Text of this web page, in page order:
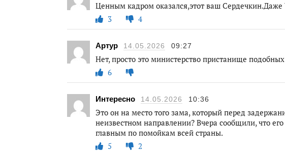
Ценным кадром оказался,этот ваш Сердечкин.Даже
3
4
Артур 14.05.2026 09:27
Нет, просто это министерство пристанище
6
Интересно 14.05.2026 10:36
Это он на место того зама, который перед
неизвестном направлении? Вчера сообщили, что
главным по помойкам всей страны.
5
2